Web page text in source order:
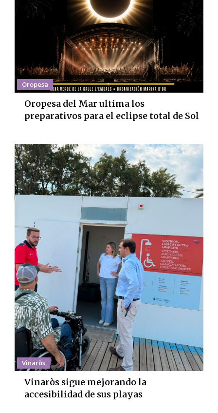
Oropesa
Oropesa del Mar ultima los
preparativos para el eclipse total de Sol
Vinaròs
Vinaròs sigue mejorando la
accesibilidad de sus playas